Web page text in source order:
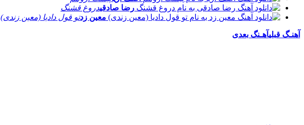
رضا صادقیدروغ قشنگ
معین زدتو قول دادیا (معین زندی)
آهنـگ قبلیآهـنگ بعدی